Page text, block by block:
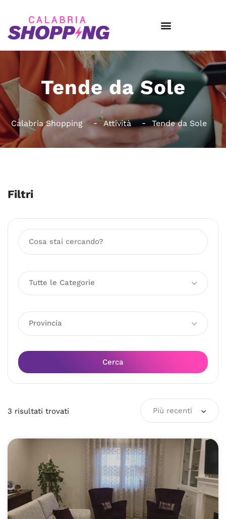
Tende da Sole
Calabria Shopping Attività Tende da Sole
Filtri
Tutte le Categorie
Provincia
Cerca
3 risultati trovati Più recenti